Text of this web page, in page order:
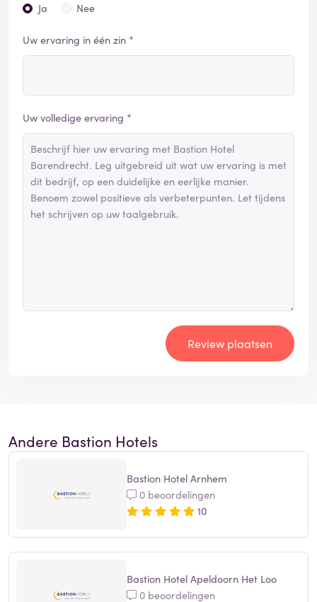
Ja
Nee
Uw ervaring in één zin *
Uw volledige ervaring *
Review plaatsen
Andere Bastion Hotels
Bastion Hotel Arnhem
0 beoordelingen
10
Bastion Hotel Apeldoorn Het Loo
0 beoordelingen